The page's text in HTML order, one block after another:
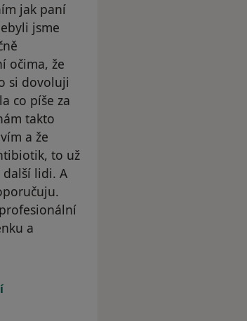
jak paní
jsme
očima, že
si dovoluji
co píše za
takto
a že
to už
další lidi. A
a
Ilona